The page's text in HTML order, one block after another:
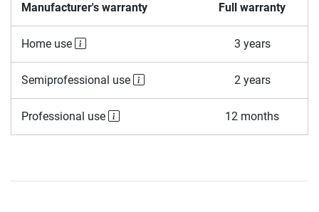
Manufacturer's warranty Full warranty
Home use 3 years
Semiprofessional use 2 years
Professional use 12 months